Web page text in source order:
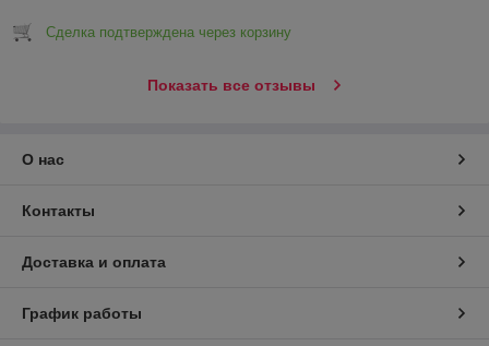
Сделка подтверждена через корзину
Показать все отзывы
О нас
Контакты
Доставка и оплата
График работы